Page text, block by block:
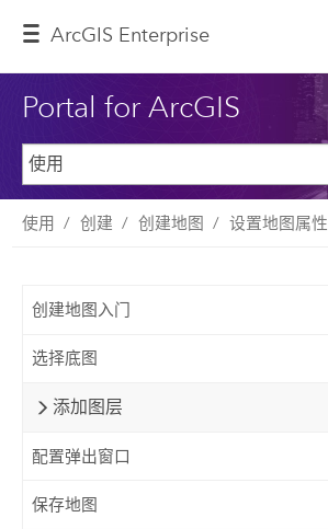
ArcGIS Enterprise
Portal for ArcGIS
使用 创建 创建地图 设置地图属性
创建地图入门
选择底图
添加图层
配置弹出窗口
保存地图